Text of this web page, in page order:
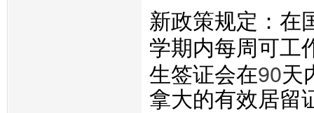
新政策规定：在
学期内每周可工
生签证会在90天
拿大的有效居留